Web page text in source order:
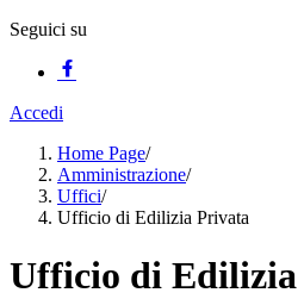
Seguici su
Accedi
Home Page/
Amministrazione/
Uffici/
Ufficio di Edilizia Privata
Ufficio di